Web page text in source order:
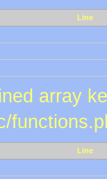
Line
array
Line